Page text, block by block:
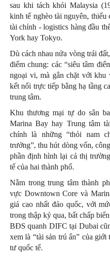
sau khi tách khỏi Malaysia
kinh tế nghèo tài nguyên, thiếu
tài chính - logistics hàng đầu
York hay Tokyo.
Dù cách nhau nửa vòng trái
điểm chung: các “siêu tâm
ngoại vi, mà gắn chặt với
kết nối trực tiếp bằng hạ tầng
trung tâm.
Khu thương mại tự do sân
Marina Bay hay Trung tâm
chính là những “thỏi nam
trưởng”, thu hút dòng vốn,
phần định hình lại cả thị
tế của hai thành phố.
Nằm trong trung tâm thành
vực Downtown Core và
giá cao nhất đảo quốc, với
trong thập kỷ qua, bất chấp
BĐS quanh DIFC tại Dubai
xem là “tài sản trú ẩn” của
tư quốc tế.